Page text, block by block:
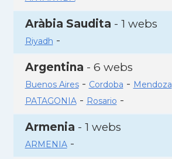
Aràbia Saudita - 1 webs
Riyadh -
Argentina - 6 webs
Buenos Aires- Cordoba - Mendoza
PATAGONIA- Rosario -
Armenia - 1 webs
ARMENIA-